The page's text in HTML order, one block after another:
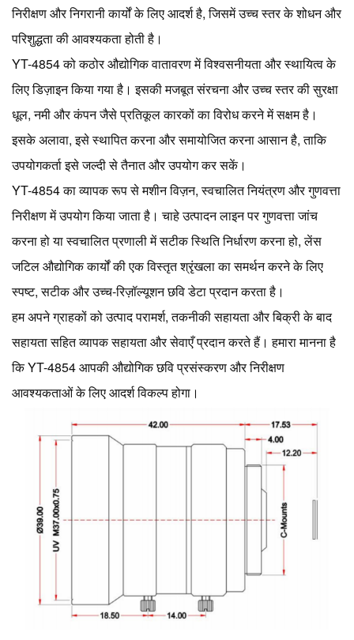
निरीक्षण और निगरानी कार्यों के लिए आदर्श है, जिसमें उच्च स्तर के शोधन और
परिशुद्धता की आवश्यकता होती है।
YT-4854 को कठोर औद्योगिक वातावरण में विश्वसनीयता और स्थायित्व के
लिए डिज़ाइन किया गया है। इसकी मजबूत संरचना और उच्च स्तर की सुरक्षा
धूल, नमी और कंपन जैसे प्रतिकूल कारकों का विरोध करने में सक्षम है।
इसके अलावा, इसे स्थापित करना और समायोजित करना आसान है, ताकि
उपयोगकर्ता इसे जल्दी से तैनात और उपयोग कर सकें।
YT-4854 का व्यापक रूप से मशीन विज़न, स्वचालित नियंत्रण और गुणवत्ता
निरीक्षण में उपयोग किया जाता है। चाहे उत्पादन लाइन पर गुणवत्ता जांच
करना हो या स्वचालित प्रणाली में सटीक स्थिति निर्धारण करना हो, लेंस
जटिल औद्योगिक कार्यों की एक विस्तृत श्रृंखला का समर्थन करने के लिए
स्पष्ट, सटीक और उच्च-रिज़ॉल्यूशन छवि डेटा प्रदान करता है।
हम अपने ग्राहकों को उत्पाद परामर्श, तकनीकी सहायता और बिक्री के बाद
सहायता सहित व्यापक सहायता और सेवाएँ प्रदान करते हैं। हमारा मानना ​​है
कि YT-4854 आपकी औद्योगिक छवि प्रसंस्करण और निरीक्षण
आवश्यकताओं के लिए आदर्श विकल्प होगा।